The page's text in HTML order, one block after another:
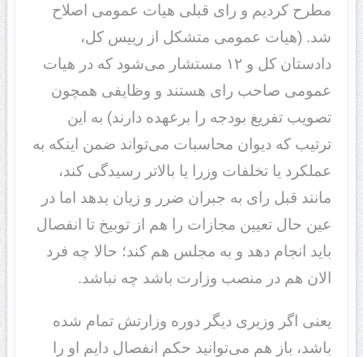
مطرح کردیم و رای قبلی هیات عمومی اصلاح
شد. (هیات عمومی متشکل از رییس کل،
دادستان کل و ١٢ مستشار می‌شود که در هیات
عمومی صاحب رای هستند و وظایفی همچون
تصویب تفریغ بودجه را برعهده دارند) به این
ترتیب که دیوان محاسبات می‌تواند ضمن اینکه به
عملکرد یا تخلفات وزرا یا بالاتر رسیدگی ‌کند،
مانند قبل رای به جبران ضرر و زیان بدهد اما در
عین حال تعیین مجازات را هم از توبیخ تا انفصال
باید انجام دهد و به مجلس هم کند؛ حالا چه فرد
الان هم در منصب وزارت باشد چه نباشد.
یعنی اگر وزیری دیگر دوره وزارتش تمام شده
باشد، باز هم می‌توانید حکم انفصال دایم او را